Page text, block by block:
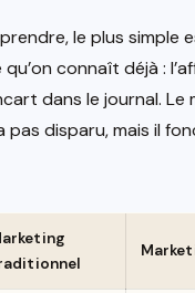
le plus simple
connaît déjà :
dans le journal. Le
pas disparu, mais il